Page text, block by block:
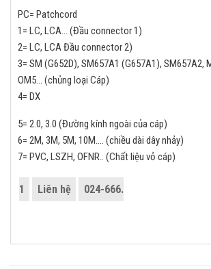
PC= Patchcord
1= LC, LCA… (Đầu connector 1)
2= LC, LCA Đầu connector 2)
3= SM (G652D), SM657A1 (G657A1), SM657A2,
OM5… (chủng loại Cáp)
4= DX
5= 2.0, 3.0 (Đường kính ngoài của cáp)
6= 2M, 3M, 5M, 10M…. (chiều dài dây nhảy)
7= PVC, LSZH, OFNR.. (Chất liệu vỏ cáp)
1 Liên hệ 024-666.05.888